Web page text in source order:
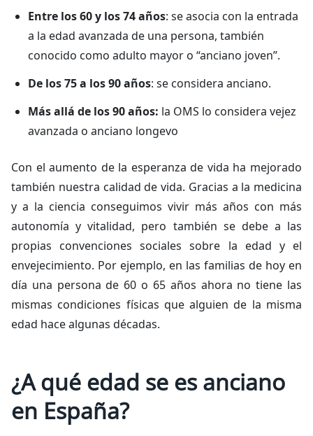
Entre los 60 y los 74 años: se asocia con la entrada
a la edad avanzada de una persona, también
conocido como adulto mayor o “anciano joven”.
De los 75 a los 90 años: se considera anciano.
Más allá de los 90 años: la OMS lo considera vejez
avanzada o anciano longevo
Con el aumento de la esperanza de vida ha mejorado
también nuestra calidad de vida. Gracias a la medicina
y a la ciencia conseguimos vivir más años con más
autonomía y vitalidad, pero también se debe a las
propias convenciones sociales sobre la edad y el
envejecimiento. Por ejemplo, en las familias de hoy en
día una persona de 60 o 65 años ahora no tiene las
mismas condiciones físicas que alguien de la misma
edad hace algunas décadas.
¿A qué edad se es anciano
en España?